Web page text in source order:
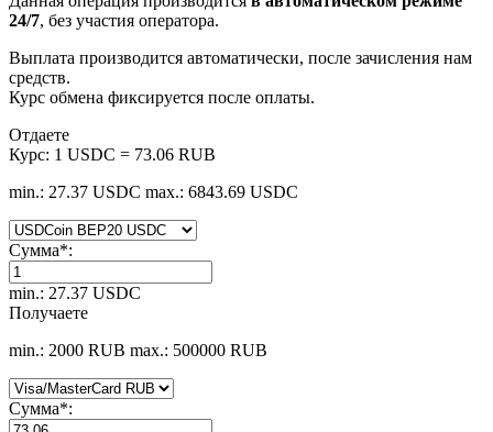
24/7, без участия оператора.
Выплата производится автоматически, после зачисления нам
средств.
Курс обмена фиксируется после оплаты.
Отдаете
Курс: 1 USDC = 73.06 RUB
min.: 27.37 USDC max.: 6843.69 USDC
Сумма*:
min.: 27.37 USDC
Получаете
min.: 2000 RUB max.: 500000 RUB
Сумма*: